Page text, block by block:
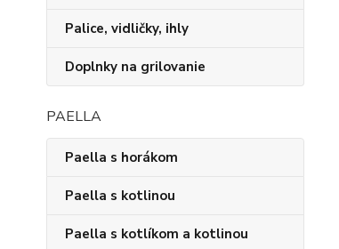
Palice, vidličky, ihly
Doplnky na grilovanie
PAELLA
Paella s horákom
Paella s kotlinou
Paella s kotlíkom a kotlinou